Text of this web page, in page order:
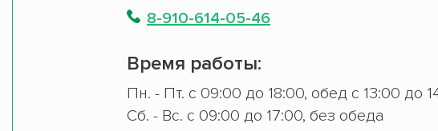
8-910-614-05-46
Время работы:
Пн. - Пт. с 09:00 до 18:00, обед с 13:00 до
Сб. - Вс. с 09:00 до 17:00, без обеда